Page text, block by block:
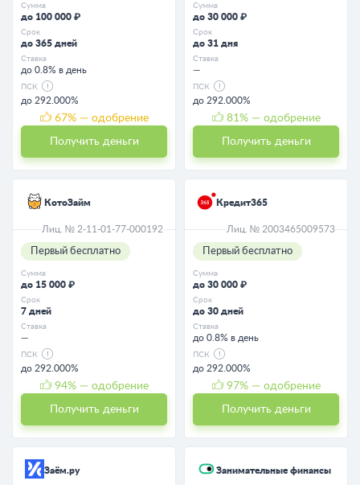
Сумма
до 100 000 ₽
Срок
до 365 дней
Ставка
до 0.8% в день
ПСК
до 292.000%
67% — одобрение
Получить деньги
Сумма
до 30 000 ₽
Срок
до 31 дня
Ставка
—
ПСК
до 292.000%
81 % — одобрение
Получить деньги
КотоЗайм
Лиц. № 2-11-01-77-000192
Первый бесплатно
Сумма
до 15 000 ₽
Срок
7 дней
Ставка
—
ПСК
до 292.000%
94% — одобрение
Получить деньги
Кредит365
Лиц. № 2003465009573
Первый бесплатно
Сумма
до 30 000 ₽
Срок
до 30 дней
Ставка
до 0.8% в день
ПСК
до 292.000%
97% — одобрение
Получить деньги
Заём.ру Занимательные финансы